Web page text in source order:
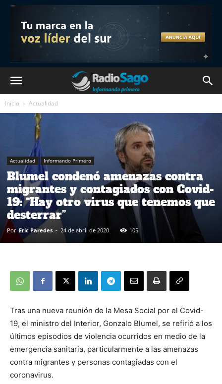
Inicio Actualidad
Actualidad Informando Primero
Blumel condenó amenazas contra
migrantes y contagiados con Covid-
19: “Hay otro virus que tenemos que
desterrar”
Por Eric Paredes - 24 de abril de 2020 105
Tras una nueva reunión de la Mesa Social por el Covid-
19, el ministro del Interior, Gonzalo Blumel, se refirió a los
últimos episodios de violencia ocurridos en medio de la
emergencia sanitaria, particularmente a las amenazas
contra migrantes y personas contagiadas con el
coronavirus.